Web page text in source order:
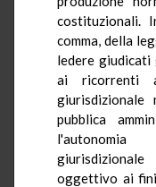
costituzionali.
comma, della
ledere
ai ricorrenti
pubblica
oggettivo ai